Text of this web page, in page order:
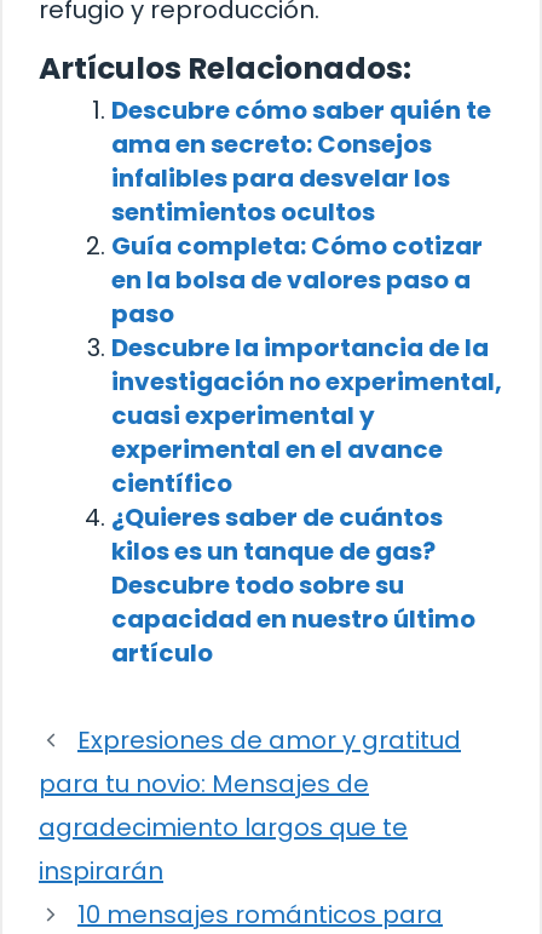
refugio y reproducción.
Artículos Relacionados:
Descubre cómo saber quién te
ama en secreto: Consejos
infalibles para desvelar los
sentimientos ocultos
Guía completa: Cómo cotizar
en la bolsa de valores paso a
paso
Descubre la importancia de la
investigación no experimental,
cuasi experimental y
experimental en el avance
científico
¿Quieres saber de cuántos
kilos es un tanque de gas?
Descubre todo sobre su
capacidad en nuestro último
artículo
Expresiones de amor y gratitud
para tu novio: Mensajes de
agradecimiento largos que te
inspirarán
10 mensajes románticos para